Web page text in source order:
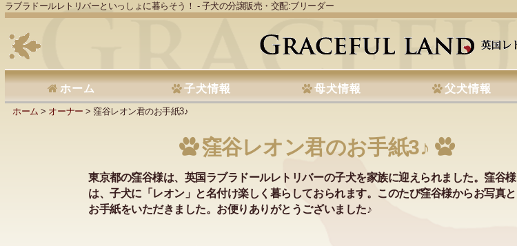
ラブラドールレトリバーといっしょに暮らそう！ - 子犬の分譲販売・交配:ブリーダー
ホーム 子犬情報 母犬情報 父犬情報
ホーム > オーナー > 窪谷レオン君のお手紙3♪
窪谷レオン君のお手紙3♪
東京都の窪谷様は、英国ラブラドールレトリバーの子犬を家族に迎えられました。窪谷様
は、子犬に「レオン」と名付け楽しく暮らしておられます。このたび窪谷様からお写真と
お手紙をいただきました。お便りありがとうございました♪